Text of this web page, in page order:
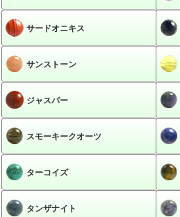
サードオニキス
サンストーン
ジャスパー
スモーキークオーツ
ターコイズ
タンザナイト